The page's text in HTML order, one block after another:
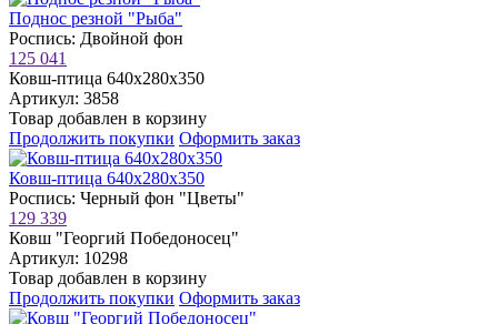
Поднос резной "Рыба"
Роспись: Двойной фон
125 041
Ковш-птица 640х280х350
Артикул: 3858
Товар добавлен в корзину
Продолжить покупки Оформить заказ
Ковш-птица 640х280х350
Роспись: Черный фон "Цветы"
129 339
Ковш "Георгий Победоносец"
Артикул: 10298
Товар добавлен в корзину
Продолжить покупки Оформить заказ